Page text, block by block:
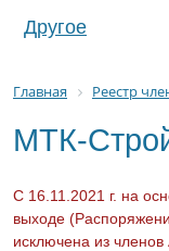
Другое
Главная Реестр
МТК-
С 16.11.2021 г. на
выходе
исключена из